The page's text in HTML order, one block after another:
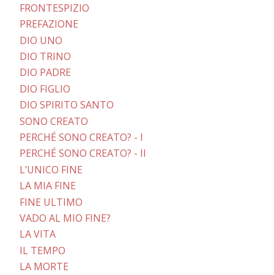
FRONTESPIZIO
PREFAZIONE
DIO UNO
DIO TRINO
DIO PADRE
DIO FIGLIO
DIO SPIRITO SANTO
SONO CREATO
PERCHÉ SONO CREATO? - I
PERCHÉ SONO CREATO? - II
L’UNICO FINE
LA MIA FINE
FINE ULTIMO
VADO AL MIO FINE?
LA VITA
IL TEMPO
LA MORTE